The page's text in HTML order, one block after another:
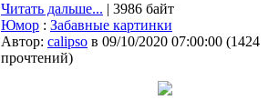
Читать дальше... | 3986 байт
Юмор : Забавные картинки
Автор: calipso в 09/10/2020 07:00:00 (1424
прочтений)